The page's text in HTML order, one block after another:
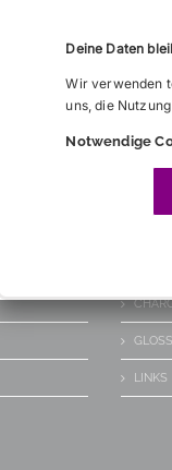
Lieder
LINKS
Deine Daten
Wir verwenden
uns, die
Notwendige